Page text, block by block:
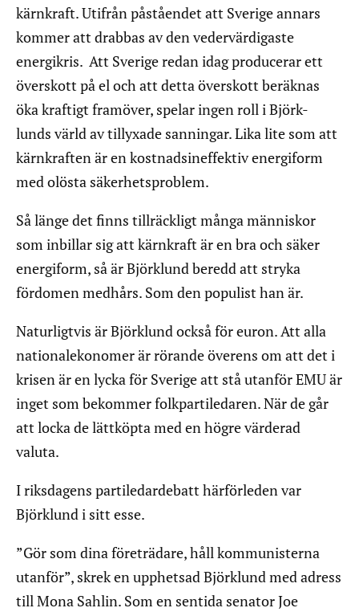
kärnkraft. Utifrån påståendet att Sverige annars
kommer att drabbas av den vedervärdigaste
energikris. Att Sverige redan idag producerar ett
överskott på el och att detta överskott beräknas
öka kraftigt framöver, spelar ingen roll i Björk-
lunds värld av tillyxade sanningar. Lika lite som att
kärnkraften är en kostnadsineffektiv energiform
med olösta säkerhetsproblem.
Så länge det finns tillräckligt många människor
som inbillar sig att kärnkraft är en bra och säker
energiform, så är Björklund beredd att stryka
fördomen medhårs. Som den populist han är.
Naturligtvis är Björklund också för euron. Att alla
nationalekonomer är rörande överens om att det i
krisen är en lycka för Sverige att stå utanför EMU är
inget som bekommer folkpartiledaren. När de går
att locka de lättköpta med en högre värderad
valuta.
I riksdagens partiledardebatt härförleden var
Björklund i sitt esse.
”Gör som dina företrädare, håll kommunisterna
utanför”, skrek en upphetsad Björklund med adress
till Mona Sahlin. Som en sentida senator Joe